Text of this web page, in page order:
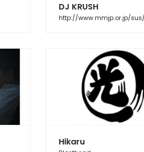
DJ KRUSH
http://www.mmjp.or.jp/
Hikaru